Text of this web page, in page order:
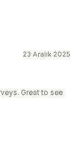
23 Aralık 2025
Great to see